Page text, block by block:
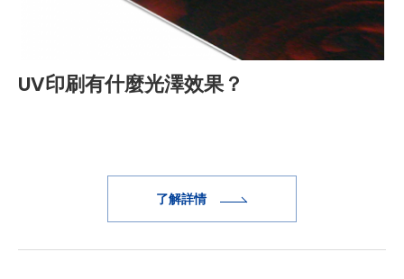
UV印刷有什麼光澤效果？
了解詳情